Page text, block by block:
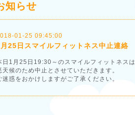
知らせ
01-25 09:45:00
25日スマイルフィットネス中止連絡
日1月25日19:30～のスマイルフィットネスは
天候のため中止とさせていただきます。
迷惑をおかけしますがご了承ください。